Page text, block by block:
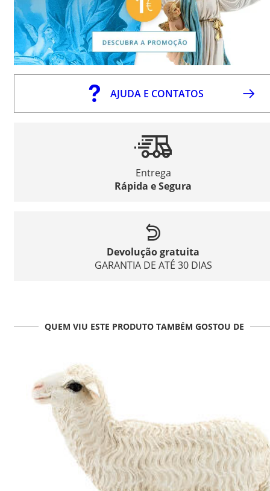
AJUDA E CONTATOS
Entrega
Rápida e Segura
Devolução gratuita
GARANTIA DE ATÉ 30 DIAS
QUEM VIU ESTE PRODUTO TAMBÉM GOSTOU DE